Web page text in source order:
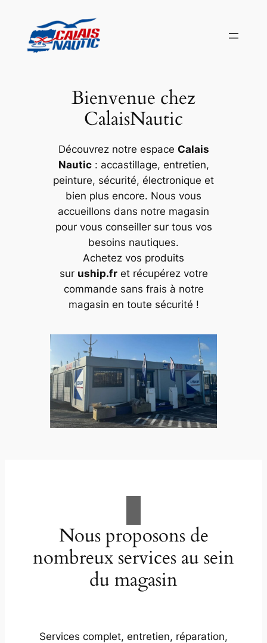
contenu
Bienvenue chez
CalaisNautic
Découvrez notre espace Calais
Nautic: accastillage, entretien,
peinture, sécurité, électronique et
bien plus encore. Nous vous
accueillons dans notre magasin
pour vous conseiller sur tous vos
besoins nautiques.
Achetez vos produits
sur uship.fret récupérez votre
commande sans frais à notre
magasin en toute sécurité !
Nous proposons de
nombreux services au sein
du magasin
Services complet, entretien, réparation,